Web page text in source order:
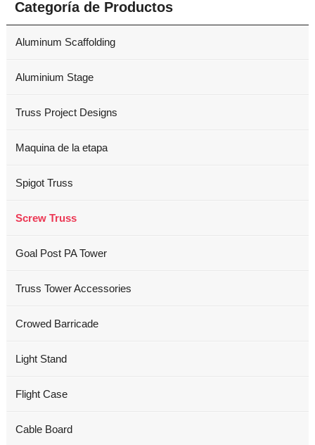
Categoría de Productos
Aluminum Scaffolding
Aluminium Stage
Truss Project Designs
Maquina de la etapa
Spigot Truss
Screw Truss
Goal Post PA Tower
Truss Tower Accessories
Crowed Barricade
Light Stand
Flight Case
Cable Board